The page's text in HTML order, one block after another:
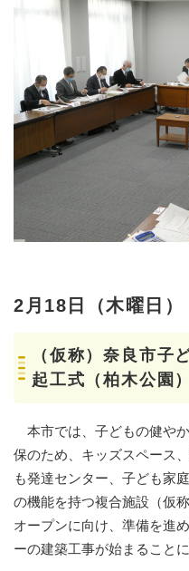
2月18日（木曜日）
（仮称）奈良市子
起工式（柏木公園）
本市では、子どもの健や
保のため、キッズスペース
も発達センター、子ども家
の機能を持つ複合施設（仮
オープンに向け、準備を進
ーの建築工事が始まること